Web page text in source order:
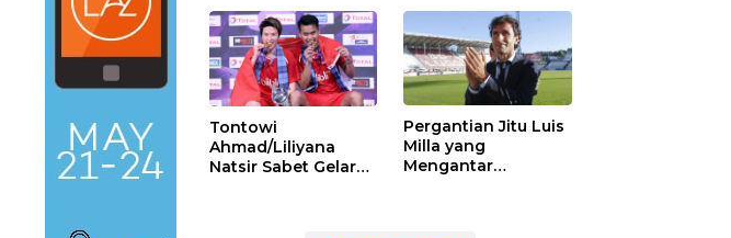
Tontowi
Ahmad/Liliyana
Natsir Sabet Gelar
Pergantian Jitu Luis
Milla yang
Mengantar